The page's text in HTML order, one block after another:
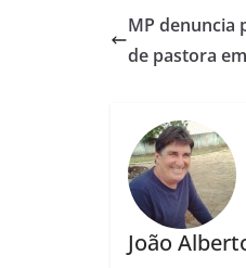
MP denuncia
de pastora
João